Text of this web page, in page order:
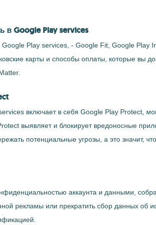
Google Play services
Play services, - Google Fit, Google Play
карты и способы оплаты, которые вы
включает в себя Google Play Protect,
выявляет и блокирует вредоносные
потенциальные угрозы, а это значит,
аккаунта и данными,
рекламы или прекратить сбор данных об